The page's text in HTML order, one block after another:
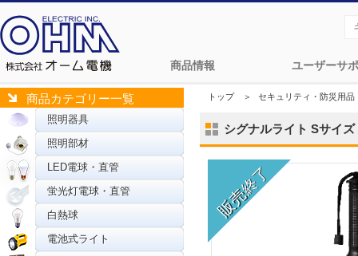
商品情報 ユーザーサ
商品カテゴリー一覧
照明器具
照明部材
LED電球・直管
蛍光灯電球・直管
白熱球
電池式ライト
トップ＞ セキュリティ・防災用品
シグナルライト Sサイ